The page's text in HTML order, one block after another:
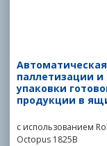
паллетизации и
упаковки
продукции в
с использованием
Octopus 1825B